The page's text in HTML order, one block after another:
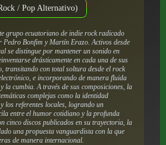
/ Pop Alternativo)
grupo ecuatoriano de indie rock radicado
Pedro Bonfim y Martín Erazo. Activos desde
se distingue por mantener un sonido en
drásticamente en cada una de sus
transitando con total soltura desde el rock
e incorporando de manera fluida
la cumbia. A través de sus composiciones, la
complejas como la identidad
los referentes locales, logrando un
entre el humor cotidiano y la profunda
cinco discos publicados en su trayectoria, la
una propuesta vanguardista con la que
de manera internacional.